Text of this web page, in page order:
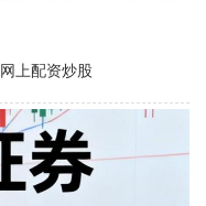
网上配资炒股